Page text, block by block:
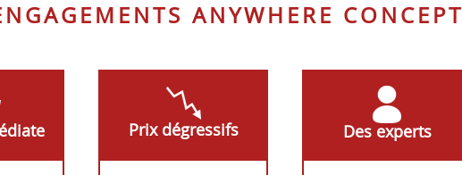
ANYWHERE CONCEPT
Prix dégressifs Des experts